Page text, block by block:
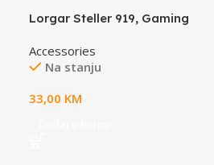
Lorgar Steller 919, Gaming
surface, anti-slip rubber base,
RGB backlight, USB connection,
size: 900mm x 360mm x 3mm,
Accessories
Na stanju
33,00 KM